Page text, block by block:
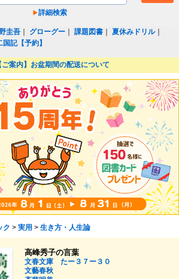
詳細検索
圭吾 グローグー ｜課題図書 ｜夏休みドリル｜
国記【予約】
ご案内】お盆期間の配送について
ク > 実用 > 生き方・人生論
高峰秀子の言葉
文春文庫 たー３７ー３０
文藝春秋